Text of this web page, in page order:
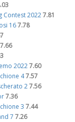
Contest 2022 7.81
16 7.78
7.66
2022 7.60
47.57
2 7.56
7.36
3 7.44
7 7.26